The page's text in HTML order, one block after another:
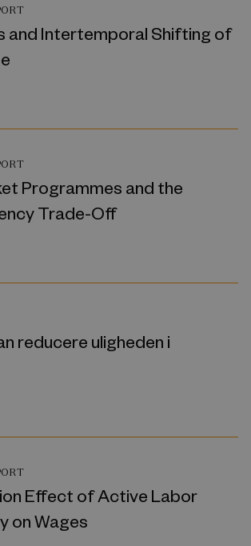
and Intertemporal Shifting of
Programmes and the
Trade-Off
reducere uligheden i
Effect of Active Labor
on Wages